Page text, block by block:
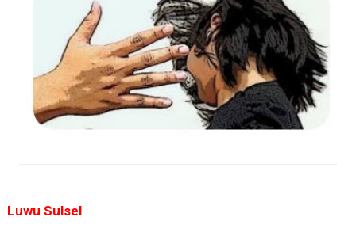
A+
Luwu Sulsel